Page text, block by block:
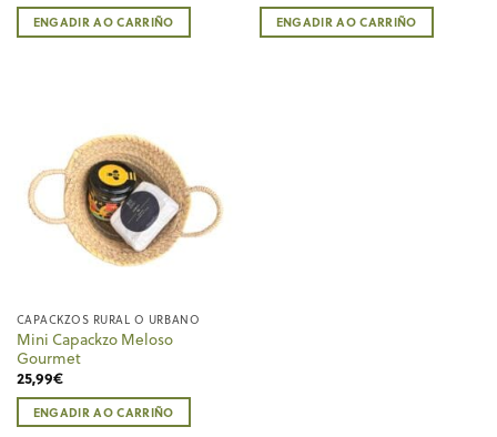
ENGADIR AO CARRIÑO ENGADIR AO CARRIÑO
CAPACKZOS RURAL O URBANO
Mini Capackzo Meloso
Gourmet
25,99€
ENGADIR AO CARRIÑO